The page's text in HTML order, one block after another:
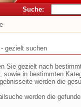
Suche:
gezielt suchen
Sie gezielt nach
sowie in bestimmten
werden die
werden die